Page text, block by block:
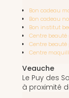
Bon cadeau
Bon cadeau
Bon institut
Centre
Centre beauté
Centre
Veauche
Le Puy des
à proximité